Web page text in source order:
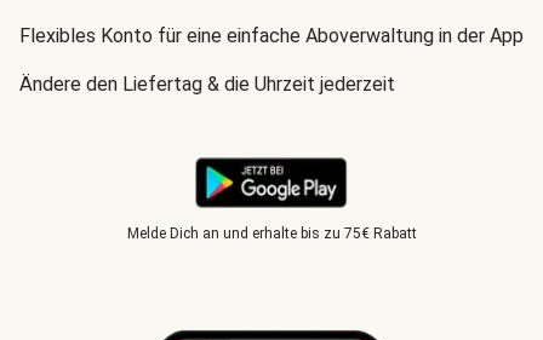
Flexibles Konto für eine einfache Aboverwaltung in der App
Ändere den Liefertag & die Uhrzeit jederzeit
Melde Dich an und erhalte bis zu 75€ Rabatt